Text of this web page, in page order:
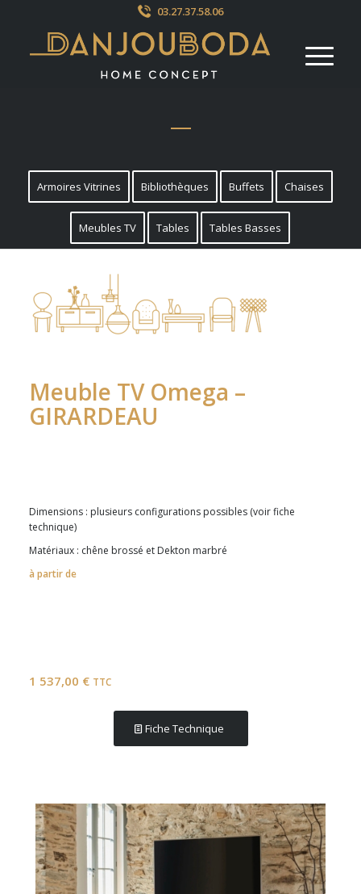
03.27.37.58.06
Armoires Vitrines Bibliothèques Buffets Chaises
Meubles TV Tables Tables Basses
Meuble TV Omega –
GIRARDEAU
Dimensions : plusieurs configurations possibles (voir fiche
technique)
Matériaux : chêne brossé et Dekton marbré
à partir de
1 537,00 € TTC
Fiche Technique